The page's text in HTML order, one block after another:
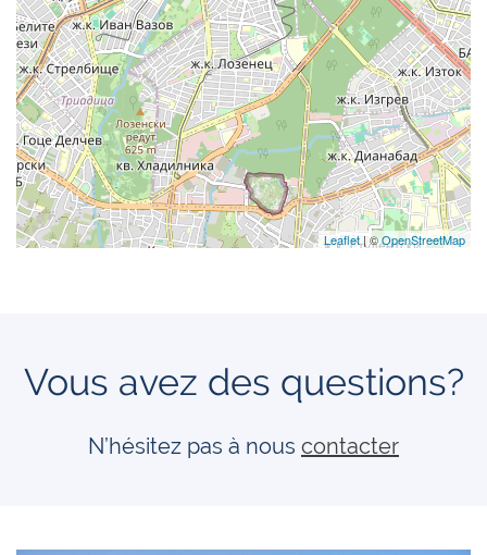
Leaflet| ©OpenStreetMap
Vous avez des questions?
N’hésitez pas à nous contacter